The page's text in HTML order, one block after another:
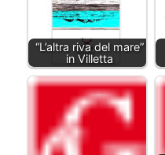
“L’altra riva del mare”
in Villetta